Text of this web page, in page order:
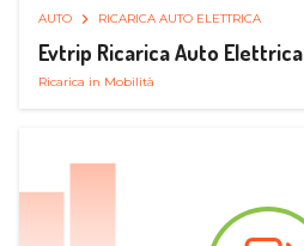
AUTO RICARICA AUTO ELETTRICA
Evtrip Ricarica Auto Elettrica
Ricarica in Mobilità